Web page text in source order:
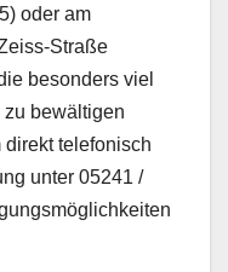
oder am
Straße
besonders viel
zu bewältigen
telefonisch
unter 05241 /